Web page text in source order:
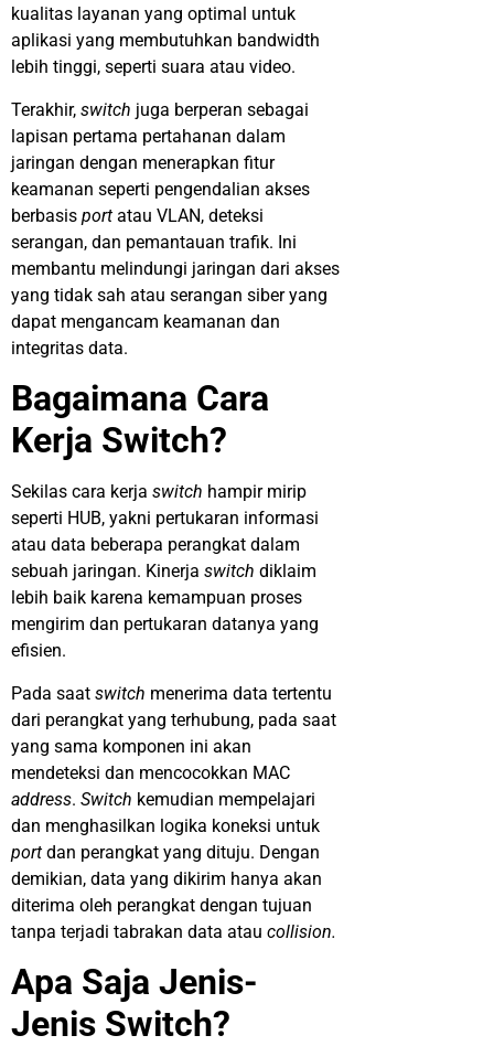
kualitas layanan yang optimal untuk
aplikasi yang membutuhkan bandwidth
lebih tinggi, seperti suara atau video.
Terakhir, switch juga berperan sebagai
lapisan pertama pertahanan dalam
jaringan dengan menerapkan fitur
keamanan seperti pengendalian akses
berbasis port atau VLAN, deteksi
serangan, dan pemantauan trafik. Ini
membantu melindungi jaringan dari akses
yang tidak sah atau serangan siber yang
dapat mengancam keamanan dan
integritas data.
Bagaimana Cara
Kerja Switch?
Sekilas cara kerja switch hampir mirip
seperti HUB, yakni pertukaran informasi
atau data beberapa perangkat dalam
sebuah jaringan. Kinerja switch diklaim
lebih baik karena kemampuan proses
mengirim dan pertukaran datanya yang
efisien.
Pada saat switch menerima data tertentu
dari perangkat yang terhubung, pada saat
yang sama komponen ini akan
mendeteksi dan mencocokkan MAC
address. Switch kemudian mempelajari
dan menghasilkan logika koneksi untuk
port dan perangkat yang dituju. Dengan
demikian, data yang dikirim hanya akan
diterima oleh perangkat dengan tujuan
tanpa terjadi tabrakan data atau collision.
Apa Saja Jenis-
Jenis Switch?